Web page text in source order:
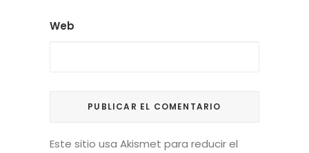
Web
Este sitio usa Akismet para reducir el